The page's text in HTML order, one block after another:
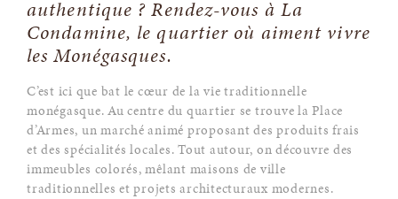
authentique ? Rendez-vous à La
Condamine, le quartier où aiment vivre
les Monégasques.
C’est ici que bat le cœur de la vie traditionnelle
monégasque. Au centre du quartier se trouve la Place
d’Armes, un marché animé proposant des produits frais
et des spécialités locales. Tout autour, on découvre des
immeubles colorés, mêlant maisons de ville
traditionnelles et projets architecturaux modernes.